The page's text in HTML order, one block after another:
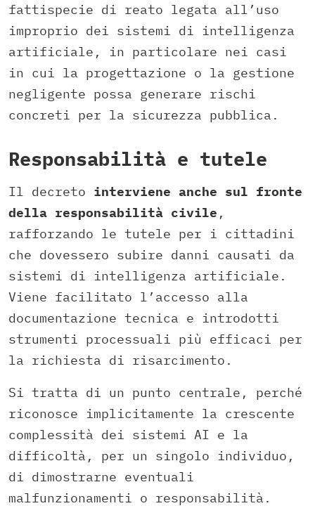
fattispecie di reato legata all’uso
improprio dei sistemi di intelligenza
artificiale, in particolare nei casi
in cui la progettazione o la gestione
negligente possa generare rischi
concreti per la sicurezza pubblica.
Responsabilità e tutele
Il decreto interviene anche sul fronte
della responsabilità civile ,
rafforzando le tutele per i cittadini
che dovessero subire danni causati da
sistemi di intelligenza artificiale.
Viene facilitato l’accesso alla
documentazione tecnica e introdotti
strumenti processuali più efficaci per
la richiesta di risarcimento.
Si tratta di un punto centrale, perché
riconosce implicitamente la crescente
complessità dei sistemi AI e la
difficoltà, per un singolo individuo,
di dimostrarne eventuali
malfunzionamenti o responsabilità.